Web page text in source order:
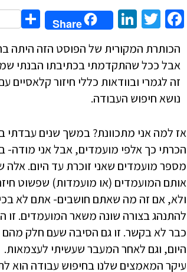
Facebook
Twitter
LinkedIn
Share
הכותרת המקורית של הפוסט הזה היתה
אבל ככל שהתקדמתי בכתיבתו הבנתי
זה לגמרי ובוודאות כללי חיזור קלאסיים
נושא חיפוש העבודה.
אז למה אני מתכוונת? במשך שנים
הכרתי כך אלפי מועמדים, אבל אני מודה-
מספר מועמדים שאני זוכרת עד היום. אלה
אותם המועמדים (או מועמדות) שפשוט
ולא, אם זה מה שאתם חושבים- אתם לא
להתנהג בצורה שונה משאר המועמדים. זו
כבר לא בקשר. זו גם הסיבה שעם חלק מהם
היום, וגם לאחר המעבר שעשיתי לעצמאות.
עיקר המאמצים שלנו בחיפוש עבודה הוא